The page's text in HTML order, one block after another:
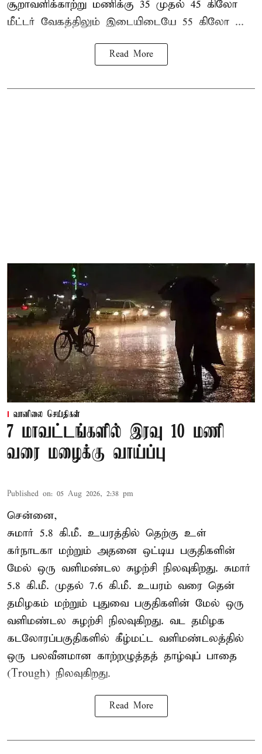
சூறாவளிக்காற்று மணிக்கு 35 முதல் 45 கிலோ
மீட்டர் வேகத்திலும் இடையிடையே 55 கிலோ ...
Read More
வானிலை செய்திகள்
7 மாவட்டங்களில் இரவு 10 மணி
வரை மழைக்கு வாய்ப்பு
Published on: 05 Aug 2026, 2:38 pm
சென்னை,
சுமார் 5.8 கி.மீ. உயரத்தில் தெற்கு உள்
கர்நாடகா மற்றும் அதனை ஒட்டிய பகுதிகளின்
மேல் ஒரு வளிமண்டல சுழற்சி நிலவுகிறது. சுமார்
5.8 கி.மீ. முதல் 7.6 கி.மீ. உயரம் வரை தென்
தமிழகம் மற்றும் புதுவை பகுதிகளின் மேல் ஒரு
வளிமண்டல சுழற்சி நிலவுகிறது. வட தமிழக
கடலோரப்பகுதிகளில் கீழ்மட்ட வளிமண்டலத்தில்
ஒரு பலவீனமான காற்றழுத்தத் தாழ்வுப் பாதை
(Trough) நிலவுகிறது.
Read More